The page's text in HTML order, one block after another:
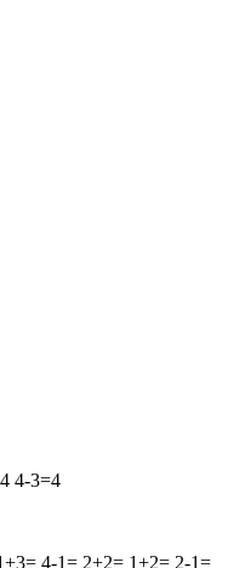
4-3=4
4-1= 2+2= 1+2= 2-1=